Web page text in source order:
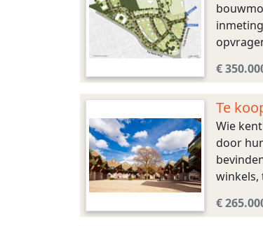
€
Te
Wie
door
winkels,
€